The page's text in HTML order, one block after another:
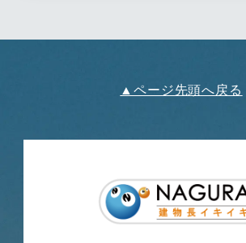
▲ページ先頭へ戻る